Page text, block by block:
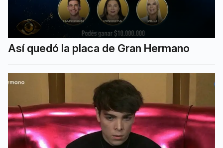
Así quedó la placa de Gran Hermano